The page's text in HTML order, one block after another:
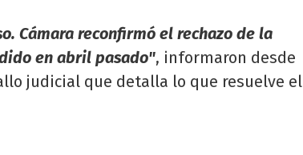
Cámara reconfirmó el rechazo de la
en abril pasado", informaron desde
judicial que detalla lo que resuelve el